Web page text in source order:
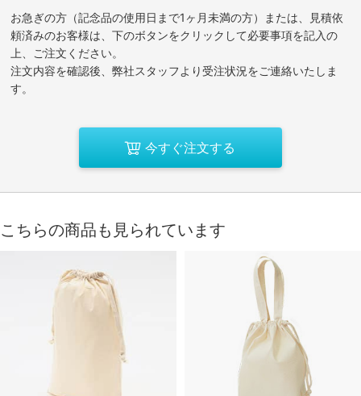
お急ぎの方（記念品の使用日まで1ヶ月未満の方）または、見積依
頼済みのお客様は、下のボタンをクリックして必要事項を記入の
上、ご注文ください。
注文内容を確認後、弊社スタッフより受注状況をご連絡いたしま
す。
今すぐ注文する
こちらの商品も見られています